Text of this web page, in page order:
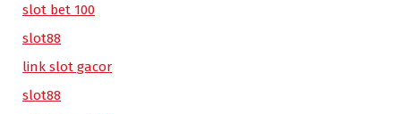
slot bet 100
slot88
link slot gacor
slot88